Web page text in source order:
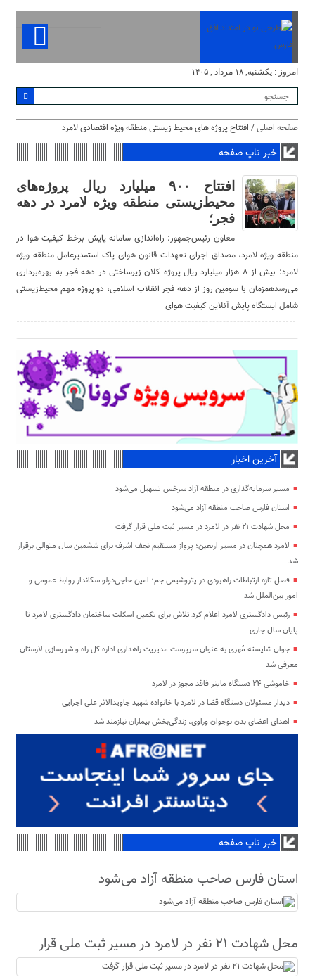
امروز : یکشنبه, ۱۸ مرداد , ۱۴۰۵
صفحه اصلی/ افتتاح پروژه های محیط زیستی منطقه ویژه اقتصادی لامرد
خبر تاپ صفحه
افتتاح ٩٠٠ میلیارد ریال پروژه‌های
محیط‌زیستی منطقه ویژه لامرد در دهه
فجر؛
معاون رئیس‌جمهور: راه‌اندازی سامانه پایش برخط کیفیت هوا در
منطقه ویژه لامرد، مصداق اجرای تعهدات قانون هوای پاک استمدیرعامل منطقه ویژه
لامرد: بیش از ۸ هزار میلیارد ریال پروژه کلان زیرساختی در دهه فجر به بهره‌برداری
می‌رسدهمزمان با سومین روز از دهه فجر انقلاب اسلامی، دو پروژه مهم محیط‌زیستی
شامل ایستگاه پایش آنلاین کیفیت هوای
آخرین اخبار
مسیر سرمایه‌گذاری در منطقه آزاد سرخس تسهیل می‌شود
استان فارس صاحب منطقه آزاد می‌شود
محل شهادت ۲۱ نفر در لامرد در مسیر ثبت ملی قرار گرفت
لامرد همچنان در مسیر اربعین؛ پرواز مستقیم نجف اشرف برای ششمین سال متوالی برقرار
شد
فصل تازه ارتباطات راهبردی در پتروشیمی جم؛ امین حاجی‌دولو سکاندار روابط عمومی و
امور بین‌الملل شد
رئیس دادگستری لامرد اعلام کرد:تلاش برای تکمیل اسکلت ساختمان دادگستری لامرد تا
پایان سال جاری
جوان شایسته مُهری به عنوان سرپرست مدیریت راهداری اداره کل راه و شهرسازی لارستان
معرفی شد
خاموشی ۲۴ دستگاه ماینر فاقد مجوز در لامرد
دیدار مسئولان دستگاه قضا در لامرد با خانواده شهید جاویدالاثر علی اجرایی
اهدای اعضای بدن نوجوان وراوی، زندگی‌بخش بیماران نیازمند شد
خبر تاپ صفحه
استان فارس صاحب منطقه آزاد می‌شود
محل شهادت ۲۱ نفر در لامرد در مسیر ثبت ملی قرار
گرفت